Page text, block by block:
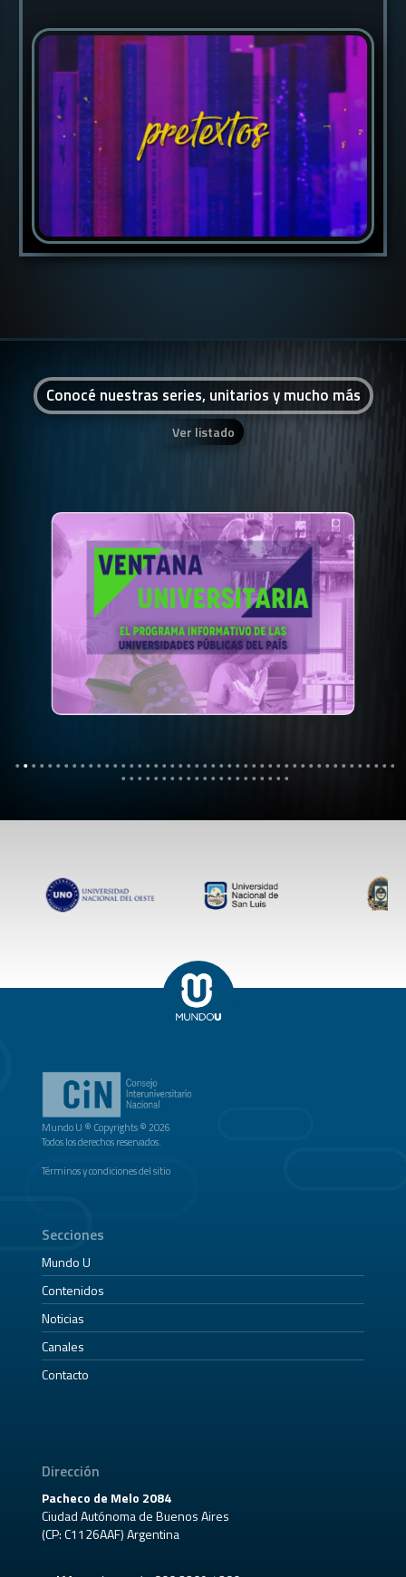
Conocé nuestras series, unitarios y mucho más
Ver listado
Mundo U ® Copyrights © 2026
Todos los derechos reservados.
Términos y condiciones del sitio
Secciones
Mundo U
Contenidos
Noticias
Canales
Contacto
Dirección
Pacheco de Melo 2084
Ciudad Autónoma de Buenos Aires
(CP: C1126AAF) Argentina